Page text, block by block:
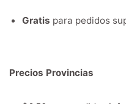
Gratis para pedidos
Precios Provincias